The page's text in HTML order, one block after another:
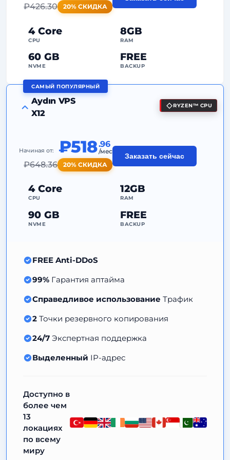
2Точки резервного копирования
Выделенный
IP-адрес
4 Core
CPU
8GB
RAM
60 GB
NVME
FREE
BACKUP
₽426.30 20% СКИДКА
FREE Anti-DDoS
99%
2Точки резервного копирования
24/7Экспертная поддержка
Выделенный
IP-адрес
САМЫЙ ПОПУЛЯРНЫЙ
Aydın VPS
X12
RYZEN™ CPU
4 Core
CPU
12GB
RAM
90 GB
NVME
FREE
BACKUP
Начиная от: ₽518.96
/мес
₽648.36 20% СКИДКА
Заказать сейчас
FREE Anti-DDoS
99% Гарантия аптайма
Справедливое использование Трафик
2 Точки резервного копирования
24/7 Экспертная поддержка
Выделенный IP-адрес
Доступно в
более чем
13
локациях
по всему
миру